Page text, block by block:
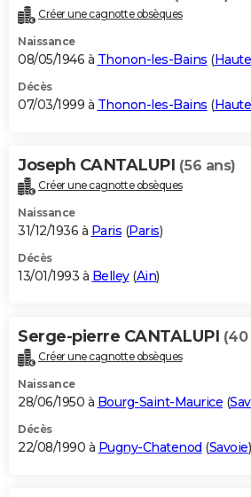
Créer une cagnotte obsèques
Naissance
08/05/1946 à Thonon-les-Bains (
Décès
07/03/1999 à Thonon-les-Bains (
Joseph CANTALUPI (56 ans)
Créer une cagnotte obsèques
Naissance
31/12/1936 à Paris (Paris)
Décès
13/01/1993 à Belley(Ain)
Serge-pierre CANTALUPI (40
Créer une cagnotte obsèques
Naissance
28/06/1950 à Bourg-Saint-Maurice (
Décès
22/08/1990 à Pugny-Chatenod (Savoie)